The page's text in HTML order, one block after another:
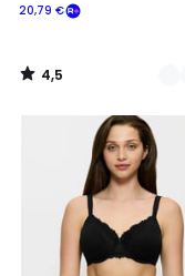
20,79 €
4,5
/